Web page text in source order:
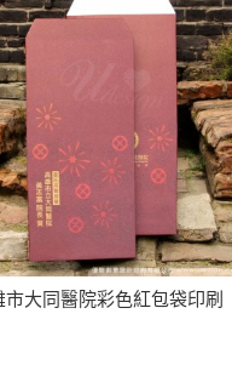
市大同醫院彩色紅包袋印刷